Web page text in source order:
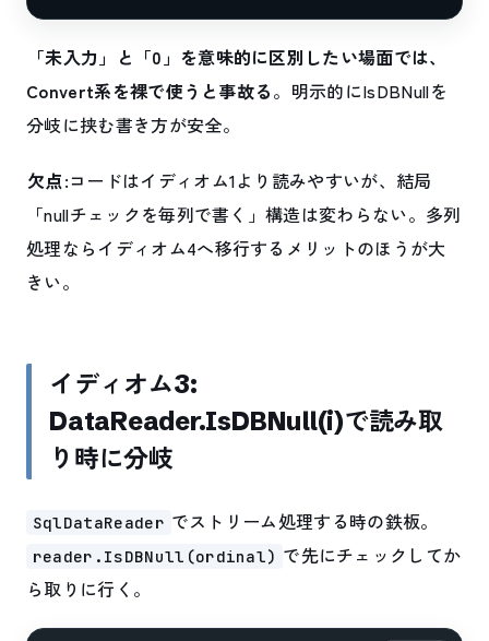
「未入力」と「0」を意味的に区別したい場面では、
Convert系を裸で使うと事故る。明示的にIsDBNullを
分岐に挟む書き方が安全。
欠点:コードはイディオム1より読みやすいが、結局
「nullチェックを毎列で書く」構造は変わらない。多列
処理ならイディオム4へ移行するメリットのほうが大
きい。
イディオム3:
DataReader.IsDBNull(i)で読み取
り時に分岐
SqlDataReader でストリーム処理する時の鉄板。
reader.IsDBNull(ordinal) で先にチェックしてか
ら取りに行く。